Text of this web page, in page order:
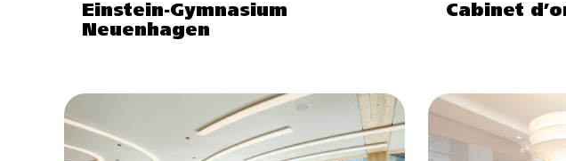
Einstein-Gymnasium
Neuenhagen
Cabinet